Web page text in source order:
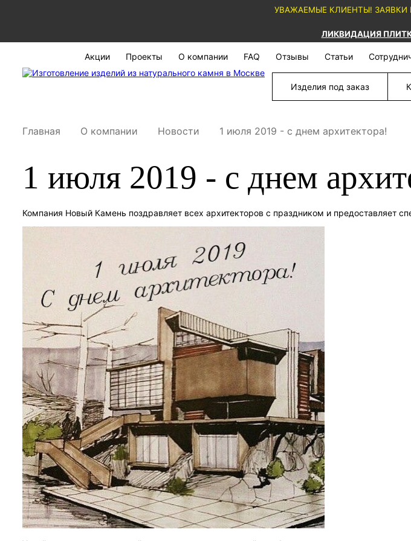
УВАЖАЕМЫЕ КЛИЕНТЫ!
ЛИКВИДАЦИЯ
Акции Проекты О компании FAQ Отзывы Статьи
Изделия под заказ
Главная О компании Новости 1 июля 2019 - с днем архитектора!
1 июля 2019 - с днем
Компания Новый Камень поздравляет всех архитекторов с праздником и предоставляет